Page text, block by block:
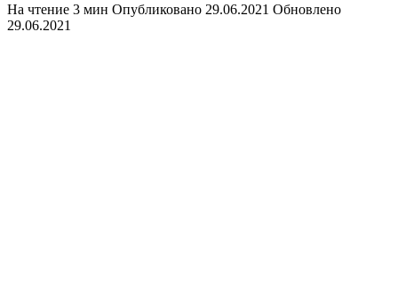
На чтение 3 мин Опубликовано 29.06.2021 Обновлено
29.06.2021